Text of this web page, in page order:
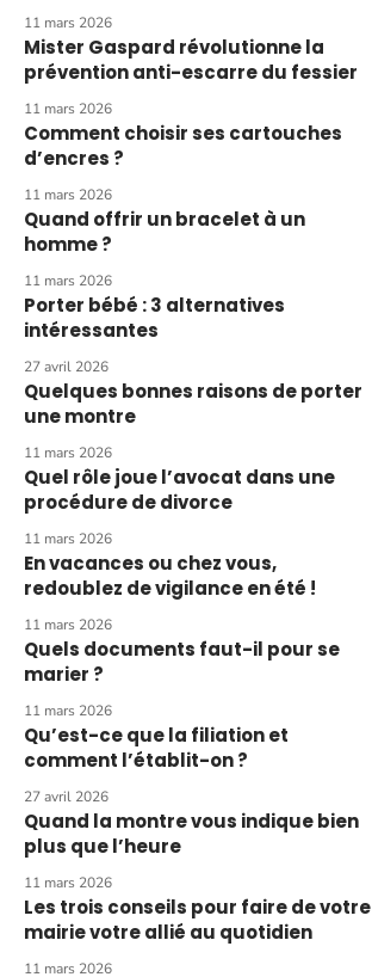
11 mars 2026
Mister Gaspard révolutionne la
prévention anti-escarre du fessier
11 mars 2026
Comment choisir ses cartouches
d’encres ?
11 mars 2026
Quand offrir un bracelet à un
homme ?
11 mars 2026
Porter bébé : 3 alternatives
intéressantes
27 avril 2026
Quelques bonnes raisons de porter
une montre
11 mars 2026
Quel rôle joue l’avocat dans une
procédure de divorce
11 mars 2026
En vacances ou chez vous,
redoublez de vigilance en été !
11 mars 2026
Quels documents faut-il pour se
marier ?
11 mars 2026
Qu’est-ce que la filiation et
comment l’établit-on ?
27 avril 2026
Quand la montre vous indique bien
plus que l’heure
11 mars 2026
Les trois conseils pour faire de votre
mairie votre allié au quotidien
11 mars 2026